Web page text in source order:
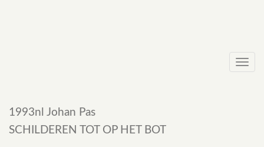
1993nl Johan Pas
SCHILDEREN TOT OP HET BOT